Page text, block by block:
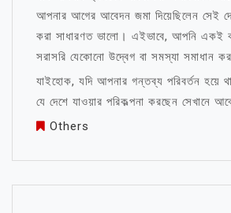
আপনার আগের আবেদন জমা দিয়েছিলেন সেই
করা সাধারণত ভালো। এইভাবে, আপনি একই
সরাসরি যেকোনো উদ্বেগ বা সমস্যা সমাধান
যাইহোক, যদি আপনার গন্তব্য পরিবর্তন হয়ে
যে দেশে যাওয়ার পরিকল্পনা করছেন সেখানে
Others